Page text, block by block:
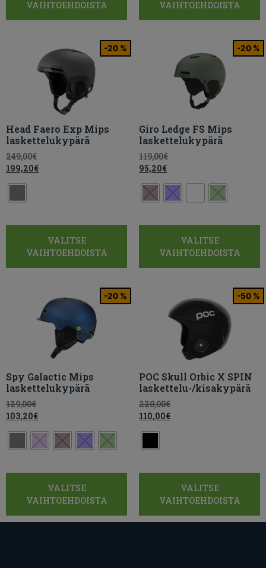
VAIHTOEHDOISTA
VAIHTOEHDOISTA
-20 %
Head Faero Exp Mips
laskettelukypärä
249,00€
199,20€
VALITSE
VAIHTOEHDOISTA
-20 %
Giro Ledge FS Mips
laskettelukypärä
119,00€
95,20€
VALITSE
VAIHTOEHDOISTA
-20 %
Spy Galactic Mips
laskettelukypärä
129,00€
103,20€
VALITSE
VAIHTOEHDOISTA
-50 %
POC Skull Orbic X SPIN
laskettelu-/kisakypärä
220,00€
110,00€
VALITSE
VAIHTOEHDOISTA